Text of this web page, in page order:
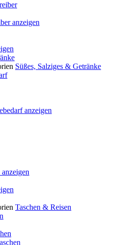
anzeigen
Süßes, Salziges & Getränke
anzeigen
Taschen & Reisen